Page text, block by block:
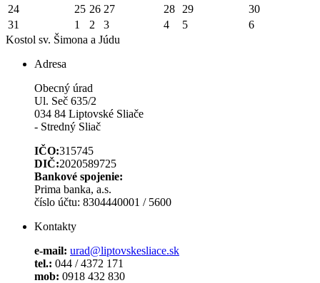
24 25 26 27 28 29
30
31
1 2 3 4 5
6
Kostol sv. Šimona a Júdu
Adresa
Obecný úrad
Ul. Seč 635/2
034 84 Liptovské Sliače
- Stredný Sliač
IČO:315745
DIČ:2020589725
Bankové spojenie:
Prima banka, a.s.
číslo účtu: 8304440001 / 5600
Kontakty
e-mail: urad@liptovskesliace.sk
tel.: 044 / 4372 171
mob: 0918 432 830